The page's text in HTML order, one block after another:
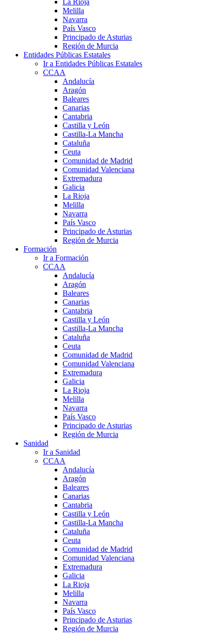
Melilla
Navarra
País Vasco
Principado de Asturias
Región de Murcia
Entidades Públicas Estatales
Ir a Entidades Públicas Estatales
CCAA
Andalucía
Aragón
Baleares
Canarias
Cantabria
Castilla y León
Castilla-La Mancha
Cataluña
Ceuta
Comunidad de Madrid
Comunidad Valenciana
Extremadura
Galicia
La Rioja
Melilla
Navarra
País Vasco
Principado de Asturias
Región de Murcia
Formación
Ir a Formación
CCAA
Andalucía
Aragón
Baleares
Canarias
Cantabria
Castilla y León
Castilla-La Mancha
Cataluña
Ceuta
Comunidad de Madrid
Comunidad Valenciana
Extremadura
Galicia
La Rioja
Melilla
Navarra
País Vasco
Principado de Asturias
Región de Murcia
Sanidad
Ir a Sanidad
CCAA
Andalucía
Aragón
Baleares
Canarias
Cantabria
Castilla y León
Castilla-La Mancha
Cataluña
Ceuta
Comunidad de Madrid
Comunidad Valenciana
Extremadura
Galicia
La Rioja
Melilla
Navarra
País Vasco
Principado de Asturias
Región de Murcia